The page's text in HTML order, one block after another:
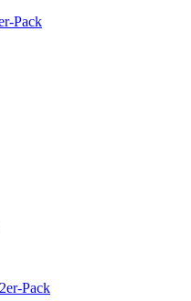
Pack
Pack